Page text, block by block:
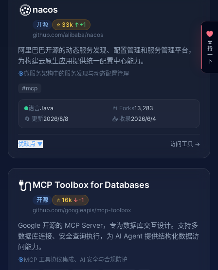
🍪nacos
开源 ⭐ 33k ↑+1
github.com/alibaba/nacos
阿里巴巴开源的动态服务发现、配置管理和服务管理平台，
为构建云原生应用提供统一配置中心能力。
🎯微服务架构中的服务发现与动态配置管理
#mcp
语言Java 🍴 Forks13,283
🔄 更新2026/8/8 📥 收录2026/6/4
优缺点 ▼ 访问工具 →
🔌MCP Toolbox for Databases
开源 ⭐ 16k ↓-1
github.com/googleapis/mcp-toolbox
Google 开源的 MCP Server，专为数据库交互设计。支持多
数据库连接、安全查询执行，为 AI Agent 提供结构化数据访
问能力。
🎯MCP 工具协议集成、AI 安全与合规防护
支持一下